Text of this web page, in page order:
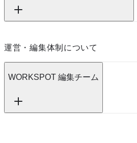
運営・編集体制について
WORKSPOT 編集チーム